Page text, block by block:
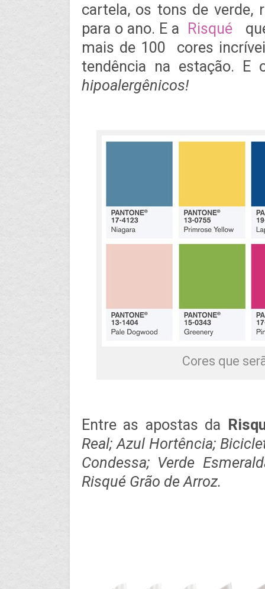
cartela, os tons de verde,
para o ano. E a Risqué
mais de 100 cores
tendência na estação.
hipoalergênicos!
Cores que
Entre as apostas da
Real; Azul Hortência;
Condessa; Verde
Risqué Grão de Arroz.